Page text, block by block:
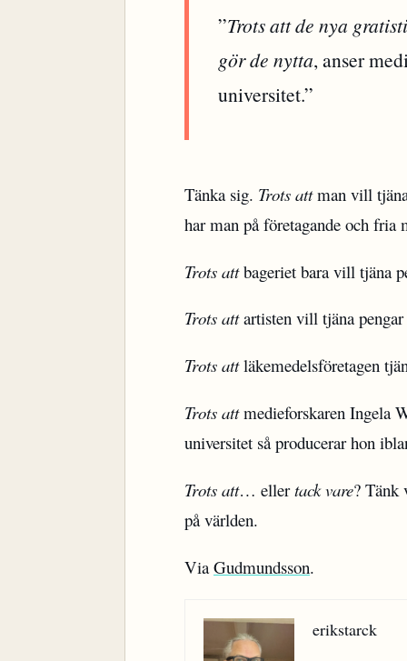
”Trots att de nya
gör de nytta, anser
universitet.”
Tänka sig. Trots attman vill
har man på företagande och fria
Trots attbageriet bara vill tjäna
Trots attartisten vill tjäna pengar
Trots attläkemedelsföretagen
Trots attmedieforskaren Ingela
universitet så producerar hon
Trots att… ellertack vare? Tänk
på världen.
ViaGudmundsson.
erikstarck